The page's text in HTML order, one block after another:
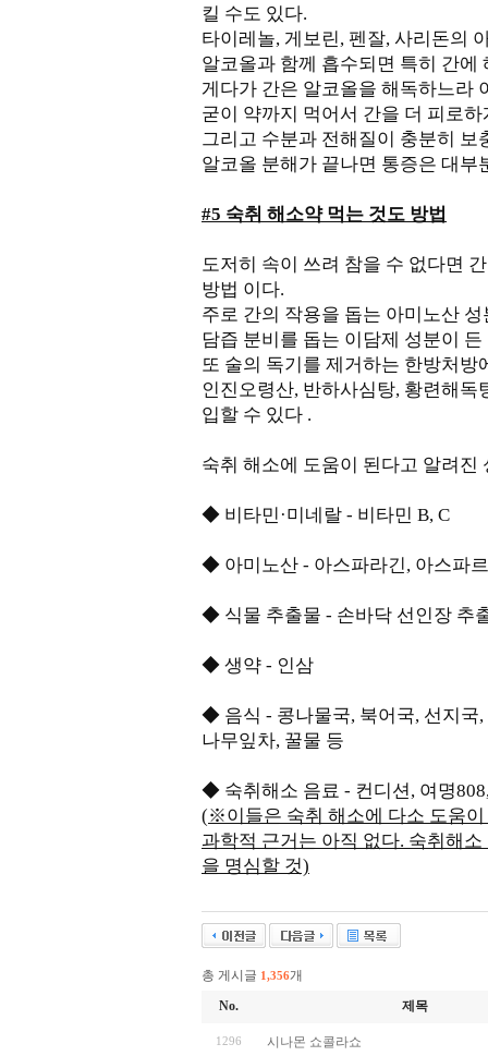
킬 수도 있다.
타이레놀, 게보린, 펜잘, 사리돈의
알코올과 함께 흡수되면 특히 간에
게다가 간은 알코올을 해독하느라
굳이 약까지 먹어서 간을 더 피로
그리고 수분과 전해질이 충분히 보
알코올 분해가 끝나면 통증은 대부
#5 숙취 해소약 먹는 것도 방법
도저히 속이 쓰려 참을 수 없다면
방법 이다.
주로 간의 작용을 돕는 아미노산
담즙 분비를 돕는 이담제 성분이 든
또 술의 독기를 제거하는 한방처방
인진오령산, 반하사심탕, 황련해
입할 수 있다 .
숙취 해소에 도움이 된다고 알려진
◆ 비타민·미네랄 - 비타민 B, C
◆ 아미노산 - 아스파라긴, 아스파
◆ 식물 추출물 - 손바닥 선인장 추
◆ 생약 - 인삼
◆ 음식 - 콩나물국, 북어국, 선지국,
나무잎차, 꿀물 등
◆ 숙취해소 음료 - 컨디션, 여명
(※이들은 숙취 해소에 다소 도움
과학적 근거는 아직 없다. 숙취해
을 명심할 것)
총 게시글 1,356개
No.
제목
1296 시나몬 쇼콜라쇼